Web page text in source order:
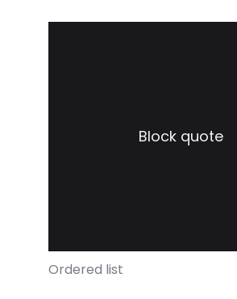
Block quote
Ordered list